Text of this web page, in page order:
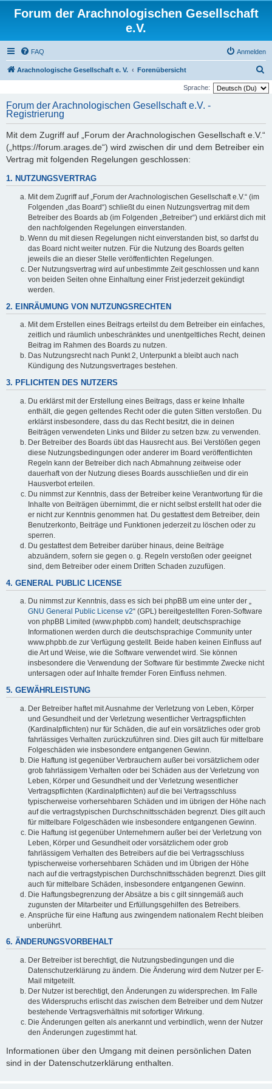
Forum der Arachnologischen Gesellschaft
e.V.
FAQ Anmelden
Arachnologische Gesellschaft e. V. Forenübersicht
u
Sprache:
Forum der Arachnologischen Gesellschaft e.V. -
Registrierung
Mit dem Zugriff auf „Forum der Arachnologischen Gesellschaft e.V.“
(„https://forum.arages.de“) wird zwischen dir und dem Betreiber ein
Vertrag mit folgenden Regelungen geschlossen:
1. NUTZUNGSVERTRAG
Mit dem Zugriff auf „Forum der Arachnologischen Gesellschaft e.V.“ (im
Folgenden „das Board“) schließt du einen Nutzungsvertrag mit dem
Betreiber des Boards ab (im Folgenden „Betreiber“) und erklärst dich mit
den nachfolgenden Regelungen einverstanden.
Wenn du mit diesen Regelungen nicht einverstanden bist, so darfst du
das Board nicht weiter nutzen. Für die Nutzung des Boards gelten
jeweils die an dieser Stelle veröffentlichten Regelungen.
Der Nutzungsvertrag wird auf unbestimmte Zeit geschlossen und kann
von beiden Seiten ohne Einhaltung einer Frist jederzeit gekündigt
werden.
2. EINRÄUMUNG VON NUTZUNGSRECHTEN
Mit dem Erstellen eines Beitrags erteilst du dem Betreiber ein einfaches,
zeitlich und räumlich unbeschränktes und unentgeltliches Recht, deinen
Beitrag im Rahmen des Boards zu nutzen.
Das Nutzungsrecht nach Punkt 2, Unterpunkt a bleibt auch nach
Kündigung des Nutzungsvertrages bestehen.
3. PFLICHTEN DES NUTZERS
Du erklärst mit der Erstellung eines Beitrags, dass er keine Inhalte
enthält, die gegen geltendes Recht oder die guten Sitten verstoßen. Du
erklärst insbesondere, dass du das Recht besitzt, die in deinen
Beiträgen verwendeten Links und Bilder zu setzen bzw. zu verwenden.
Der Betreiber des Boards übt das Hausrecht aus. Bei Verstößen gegen
diese Nutzungsbedingungen oder anderer im Board veröffentlichten
Regeln kann der Betreiber dich nach Abmahnung zeitweise oder
dauerhaft von der Nutzung dieses Boards ausschließen und dir ein
Hausverbot erteilen.
Du nimmst zur Kenntnis, dass der Betreiber keine Verantwortung für die
Inhalte von Beiträgen übernimmt, die er nicht selbst erstellt hat oder die
er nicht zur Kenntnis genommen hat. Du gestattest dem Betreiber, dein
Benutzerkonto, Beiträge und Funktionen jederzeit zu löschen oder zu
sperren.
Du gestattest dem Betreiber darüber hinaus, deine Beiträge
abzuändern, sofern sie gegen o. g. Regeln verstoßen oder geeignet
sind, dem Betreiber oder einem Dritten Schaden zuzufügen.
4. GENERAL PUBLIC LICENSE
Du nimmst zur Kenntnis, dass es sich bei phpBB um eine unter der „
GNU General Public License v2“ (GPL) bereitgestellten Foren-Software
von phpBB Limited (www.phpbb.com) handelt; deutschsprachige
Informationen werden durch die deutschsprachige Community unter
www.phpbb.de zur Verfügung gestellt. Beide haben keinen Einfluss auf
die Art und Weise, wie die Software verwendet wird. Sie können
insbesondere die Verwendung der Software für bestimmte Zwecke nicht
untersagen oder auf Inhalte fremder Foren Einfluss nehmen.
5. GEWÄHRLEISTUNG
Der Betreiber haftet mit Ausnahme der Verletzung von Leben, Körper
und Gesundheit und der Verletzung wesentlicher Vertragspflichten
(Kardinalpflichten) nur für Schäden, die auf ein vorsätzliches oder grob
fahrlässiges Verhalten zurückzuführen sind. Dies gilt auch für mittelbare
Folgeschäden wie insbesondere entgangenen Gewinn.
Die Haftung ist gegenüber Verbrauchern außer bei vorsätzlichem oder
grob fahrlässigem Verhalten oder bei Schäden aus der Verletzung von
Leben, Körper und Gesundheit und der Verletzung wesentlicher
Vertragspflichten (Kardinalpflichten) auf die bei Vertragsschluss
typischerweise vorhersehbaren Schäden und im übrigen der Höhe nach
auf die vertragstypischen Durchschnittsschäden begrenzt. Dies gilt auch
für mittelbare Folgeschäden wie insbesondere entgangenen Gewinn.
Die Haftung ist gegenüber Unternehmern außer bei der Verletzung von
Leben, Körper und Gesundheit oder vorsätzlichem oder grob
fahrlässigem Verhalten des Betreibers auf die bei Vertragsschluss
typischerweise vorhersehbaren Schäden und im Übrigen der Höhe
nach auf die vertragstypischen Durchschnittsschäden begrenzt. Dies gilt
auch für mittelbare Schäden, insbesondere entgangenen Gewinn.
Die Haftungsbegrenzung der Absätze a bis c gilt sinngemäß auch
zugunsten der Mitarbeiter und Erfüllungsgehilfen des Betreibers.
Ansprüche für eine Haftung aus zwingendem nationalem Recht bleiben
unberührt.
6. ÄNDERUNGSVORBEHALT
Der Betreiber ist berechtigt, die Nutzungsbedingungen und die
Datenschutzerklärung zu ändern. Die Änderung wird dem Nutzer per E-
Mail mitgeteilt.
Der Nutzer ist berechtigt, den Änderungen zu widersprechen. Im Falle
des Widerspruchs erlischt das zwischen dem Betreiber und dem Nutzer
bestehende Vertragsverhältnis mit sofortiger Wirkung.
Die Änderungen gelten als anerkannt und verbindlich, wenn der Nutzer
den Änderungen zugestimmt hat.
Informationen über den Umgang mit deinen persönlichen Daten
sind in der Datenschutzerklärung enthalten.